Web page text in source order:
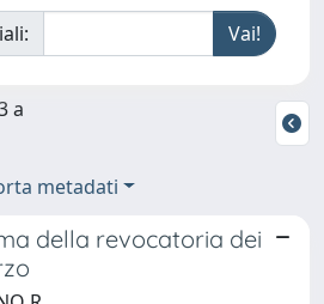
a
metadati
della revocatoria dei